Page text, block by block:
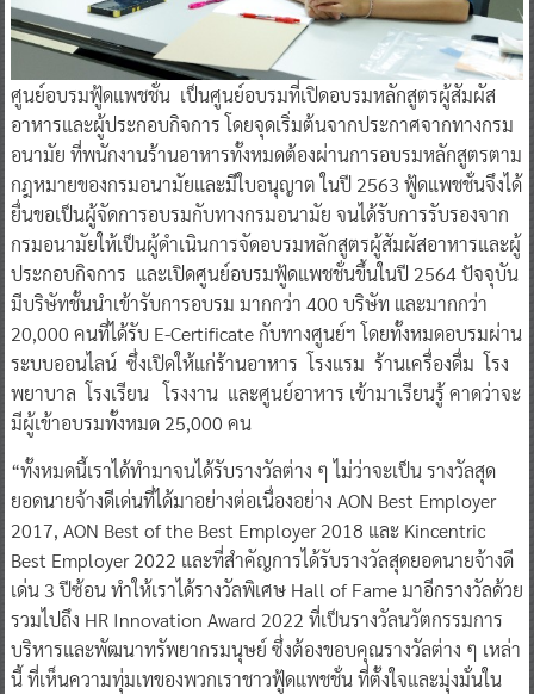
ศูนย์อบรมฟู้ดแพชชั่น เป็นศูนย์อบรมที่เปิดอบรมหลักสูตรผู้สัมผัส
อาหารและผู้ประกอบกิจการ โดยจุดเริ่มต้นจากประกาศจากทางกรม
อนามัย ที่พนักงานร้านอาหารทั้งหมดต้องผ่านการอบรมหลักสูตรตาม
กฎหมายของกรมอนามัยและมีใบอนุญาต ในปี 2563 ฟู้ดแพชชั่นจึงได้
ยื่นขอเป็นผู้จัดการอบรมกับทางกรมอนามัย จนได้รับการรับรองจาก
กรมอนามัยให้เป็นผู้ดำเนินการจัดอบรมหลักสูตรผู้สัมผัสอาหารและผู้
ประกอบกิจการ และเปิดศูนย์อบรมฟู้ดแพชชั่นขึ้นในปี 2564 ปัจจุบัน
มีบริษัทชั้นนำเข้ารับการอบรม มากกว่า 400 บริษัท และมากกว่า
20,000 คนที่ได้รับ E-Certificate กับทางศูนย์ฯ โดยทั้งหมดอบรมผ่าน
ระบบออนไลน์ ซึ่งเปิดให้แก่ร้านอาหาร โรงแรม ร้านเครื่องดื่ม โรง
พยาบาล โรงเรียน โรงงาน และศูนย์อาหาร เข้ามาเรียนรู้ คาดว่าจะ
มีผู้เข้าอบรมทั้งหมด 25,000 คน
“ทั้งหมดนี้เราได้ทำมาจนได้รับรางวัลต่าง ๆ ไม่ว่าจะเป็น รางวัลสุด
ยอดนายจ้างดีเด่นที่ได้มาอย่างต่อเนื่องอย่าง AON Best Employer
2017, AON Best of the Best Employer 2018 และ Kincentric
Best Employer 2022 และที่สำคัญการได้รับรางวัลสุดยอดนายจ้างดี
เด่น 3 ปีซ้อน ทำให้เราได้รางวัลพิเศษ Hall of Fame มาอีกรางวัลด้วย
รวมไปถึง HR Innovation Award 2022 ที่เป็นรางวัลนวัตกรรมการ
บริหารและพัฒนาทรัพยากรมนุษย์ ซึ่งต้องขอบคุณรางวัลต่าง ๆ เหล่า
นี้ ที่เห็นความทุ่มเทของพวกเราชาวฟู้ดแพชชั่น ที่ตั้งใจและมุ่งมั่นใน